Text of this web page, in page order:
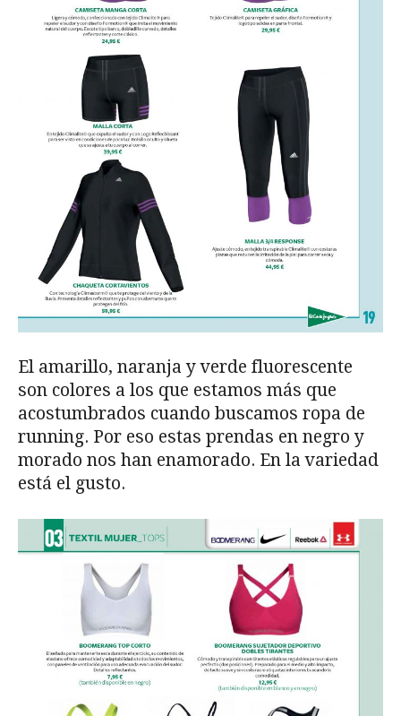
El amarillo, naranja y verde fluorescente
son colores a los que estamos más que
acostumbrados cuando buscamos ropa de
running. Por eso estas prendas en negro y
morado nos han enamorado. En la variedad
está el gusto.